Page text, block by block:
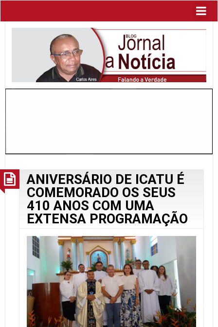
ANIVERSÁRIO DE ICATU É
COMEMORADO OS SEUS
410 ANOS COM UMA
EXTENSA PROGRAMAÇÃO